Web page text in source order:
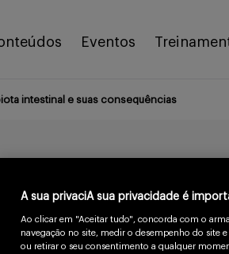
Eventos
intestinal e suas consequências
Fatores
Jun/2023
A sua privaciA sua privacidade é
Ao clicar em "Aceitar tudo", concorda com o
navegação no site, medir o desempenho do site
ou retirar o seu consentimento a qualquer